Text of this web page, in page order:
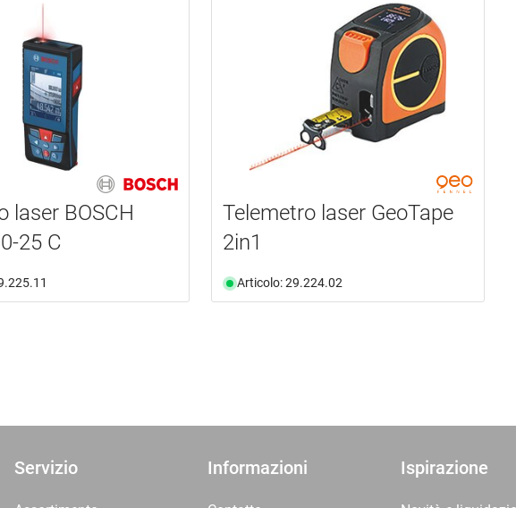
laser BOSCH
25 C
Telemetro laser GeoTape
2in1
Articolo: 29.224.02
Servizio Informazioni Ispirazione